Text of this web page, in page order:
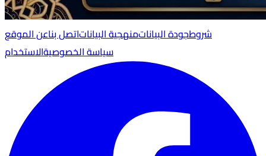
عن الموقعاتصل بنامنهجية البياناتجودة البياناتشروط
الاستخدامسياسة الخصوصية